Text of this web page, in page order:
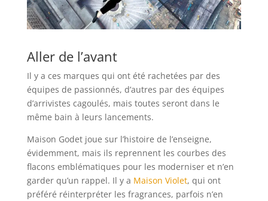
Aller de l’avant
Il y a ces marques qui ont été rachetées par des
équipes de passionnés, d’autres par des équipes
d’arrivistes cagoulés, mais toutes seront dans le
même bain à leurs lancements.
Maison Godet joue sur l’histoire de l’enseigne,
évidemment, mais ils reprennent les courbes des
flacons emblématiques pour les moderniser et n’en
garder qu’un rappel. Il y a Maison Violet, qui ont
préféré réinterpréter les fragrances, parfois n’en